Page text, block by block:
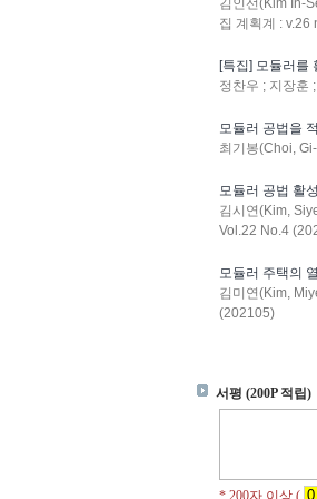
김인선(Kim In-
집 계획계 :
[특집] 모듈러를
정찬우 ; 지장훈
모듈러 공법을
최기봉(Choi,
모듈러 공법 활
김시연(Kim,
Vol.22 No.4
모듈러 주택의
김미연(Kim,
(202105)